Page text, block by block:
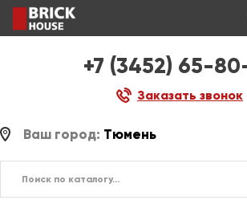
+7 (3452) 65-
Заказать звонок
Ваш город: Тюмень